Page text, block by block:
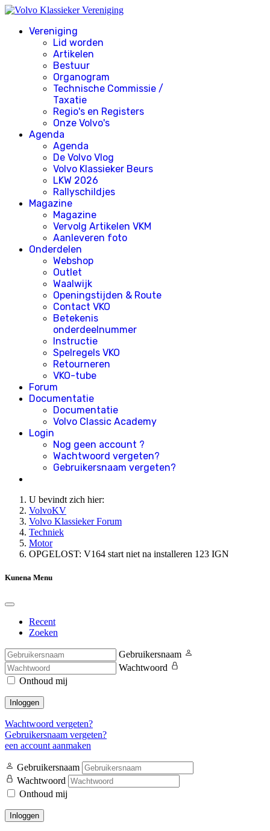
Vereniging
Lid worden
Artikelen
Bestuur
Organogram
Technische Commissie /
Taxatie
Regio's en Registers
Onze Volvo's
Agenda
Agenda
De Volvo Vlog
Volvo Klassieker Beurs
LKW 2026
Rallyschildjes
Magazine
Magazine
Vervolg Artikelen VKM
Aanleveren foto
Onderdelen
Webshop
Outlet
Waalwijk
Openingstijden & Route
Contact VKO
Betekenis
onderdeelnummer
Instructie
Spelregels VKO
Retourneren
VKO-tube
Forum
Documentatie
Documentatie
Volvo Classic Academy
Login
Nog geen account ?
Wachtwoord vergeten?
Gebruikersnaam vergeten?
U bevindt zich hier:
VolvoKV
Volvo Klassieker Forum
Techniek
Motor
OPGELOST: V164 start niet na installeren 123 IGN
Kunena Menu
Recent
Zoeken
Gebruikersnaam
Wachtwoord
Onthoud mij
Inloggen
Wachtwoord vergeten?
Gebruikersnaam vergeten?
een account aanmaken
Gebruikersnaam
Wachtwoord
Onthoud mij
Inloggen